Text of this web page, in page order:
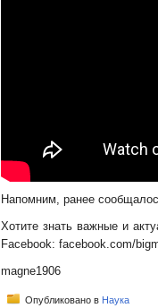
Напомним, ранее
Хотите знать важные и
Facebook: facebook.com/
magne1906
Опубликовано в Наука